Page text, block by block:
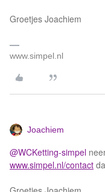
Groetjes Joachiem
www.simpel.nl
Joachiem
@WCKetting-simpel
www.simpel.nl/contact